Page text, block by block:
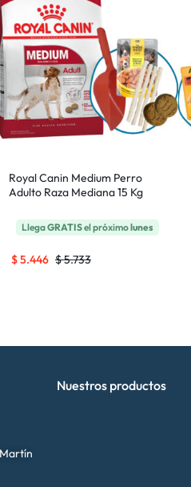
Royal Canin Medium Perro
Adulto Raza Mediana 15 Kg
LlegaGRATISel próximolunes
$5.733
$5.446
Nuestros productos